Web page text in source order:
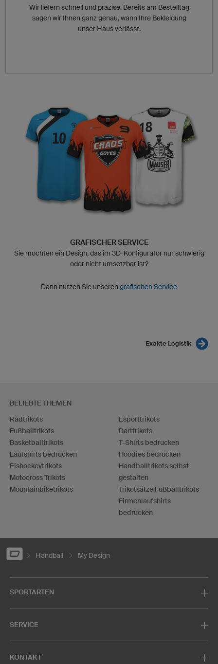
Wir liefern schnell und präzise. Bereits am Bestelltag
sagen wir Ihnen ganz genau, wann Ihre Bekleidung
unser Haus verlässt.
GRAFISCHER SERVICE
Sie möchten ein Design, das im 3D-Konfigurator nur schwierig
oder nicht umsetzbar ist?
Dann nutzen Sie unseren grafischen Service
Exakte Logistik
BELIEBTE THEMEN
Radtrikots
Fußballtrikots
Basketballtrikots
Laufshirts bedrucken
Eishockeytrikots
Motocross Trikots
Mountainbiketrikots
Esporttrikots
Darttrikots
T-Shirts bedrucken
Hoodies bedrucken
Handballtrikots selbst
gestalten
Trikotsätze Fußballtrikots
Firmenlaufshirts
bedrucken
Handball My Design
SPORTARTEN
SERVICE
KONTAKT